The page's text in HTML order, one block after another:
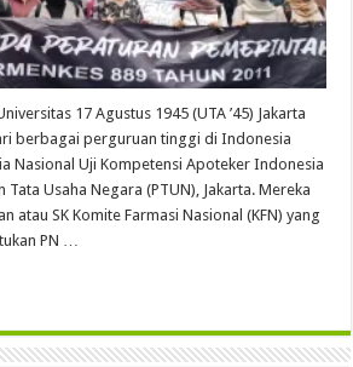
17 Agustus 1945 (UTA ’45) Jakarta
berbagai perguruan tinggi di Indonesia
Nasional Uji Kompetensi Apoteker Indonesia
Tata Usaha Negara (PTUN), Jakarta. Mereka
atau SK Komite Farmasi Nasional (KFN) yang
PN …